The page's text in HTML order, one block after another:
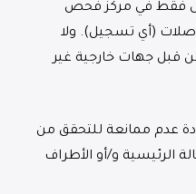
فقط في مركز فحص
(أي تسجيل). ولا
قبل جهات خارجية غير
عدم ممانعة للتحقق من
الرئيسية و/أو الأطراف